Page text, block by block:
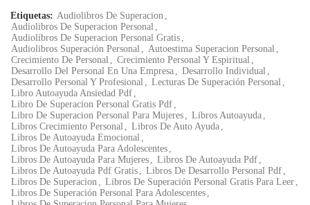
Etiquetas: Audiolibros De Superacion ,
Audiolibros De Superacion Personal ,
Audiolibros De Superacion Personal Gratis ,
Audiolibros Superación Personal , Autoestima Superacion Personal ,
Crecimiento De Personal , Crecimiento Personal Y Espiritual ,
Desarrollo Del Personal En Una Empresa , Desarrollo Individual ,
Desarrollo Personal Y Profesional , Lecturas De Superación Personal ,
Libro Autoayuda Ansiedad Pdf ,
Libro De Superacion Personal Gratis Pdf ,
Libro De Superacion Personal Para Mujeres , Libros Autoayuda ,
Libros Crecimiento Personal , Libros De Auto Ayuda ,
Libros De Autoayuda Emocional ,
Libros De Autoayuda Para Adolescentes ,
Libros De Autoayuda Para Mujeres , Libros De Autoayuda Pdf ,
Libros De Autoayuda Pdf Gratis , Libros De Desarrollo Personal Pdf ,
Libros De Superacion , Libros De Superación Personal Gratis Para Leer ,
Libros De Superación Personal Para Adolescentes ,